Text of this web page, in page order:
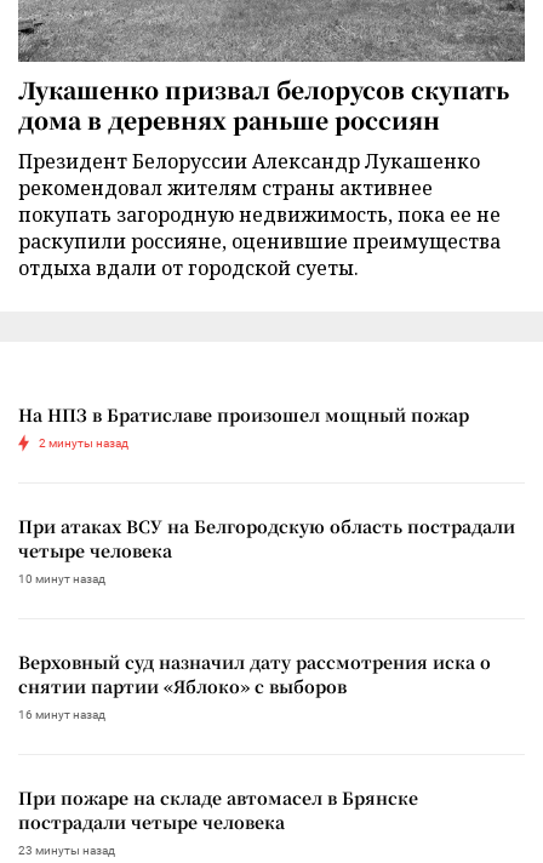
Лукашенко призвал белорусов скупать
дома в деревнях раньше россиян
Президент Белоруссии Александр Лукашенко
рекомендовал жителям страны активнее
покупать загородную недвижимость, пока ее не
раскупили россияне, оценившие преимущества
отдыха вдали от городской суеты.
На НПЗ в Братиславе произошел мощный пожар
2 минуты назад
При атаках ВСУ на Белгородскую область пострадали
четыре человека
10 минут назад
Верховный суд назначил дату рассмотрения иска о
снятии партии «Яблоко» с выборов
16 минут назад
При пожаре на складе автомасел в Брянске
пострадали четыре человека
23 минуты назад